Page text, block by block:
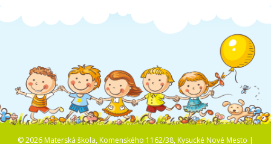
© 2026 Materská škola, Komenského 1162/38, Kysucké Nové Mesto |